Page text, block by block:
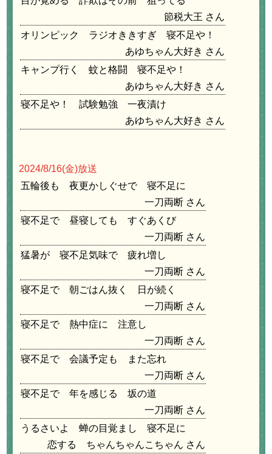
節税大王
オリンピック ラジオききすぎ 寝不足や！
あゆちゃん大好き
キャンプ行く 蚊と格闘 寝不足や！
あゆちゃん大好き
寝不足や！ 試験勉強 一夜漬け
あゆちゃん大好き
2024/8/16(金)放送
五輪後も 夜更かしぐせで 寝不足に
一刀両断
寝不足で 昼寝しても すぐあくび
一刀両断
猛暑が 寝不足気味で 疲れ増し
一刀両断
寝不足で 朝ごはん抜く 日が続く
一刀両断
寝不足で 熱中症に 注意し
一刀両断
寝不足で 会議予定も また忘れ
一刀両断
寝不足で 年を感じる 坂の道
一刀両断
うるさいよ 蝉の目覚まし 寝不足に
恋する ちゃんちゃんこちゃん